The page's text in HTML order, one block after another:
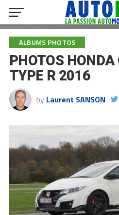
ALBUMS PHOTOS
PHOTOS
TYPE R 2016
by Laurent SANSON